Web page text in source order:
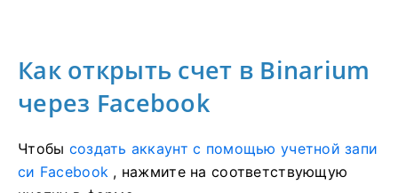
Как открыть счет в Binarium
через Facebook
Чтобы создать аккаунт с помощью учетной запи
си Facebook , нажмите на соответствующую